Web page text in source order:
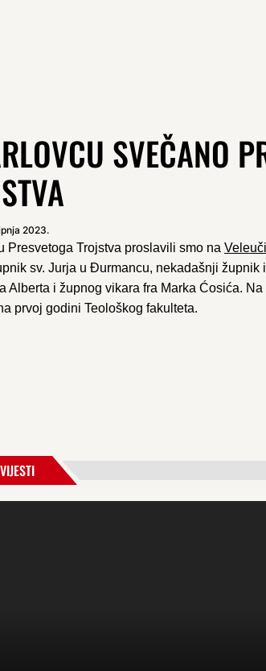
SVEČANO
2023.
Presvetoga Trojstva proslavili smo na
sv. Jurja u Đurmancu, nekadašnji
Alberta i župnog vikara fra Marka Ćosića.
prvoj godini Teološkog fakulteta.